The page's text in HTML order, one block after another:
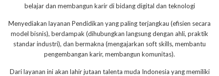
belajar dan membangun karir di bidang digital dan teknologi
Menyediakan layanan Pendidikan yang paling terjangkau (efisien secara
model bisnis), berdampak (dihubungkan langsung dengan ahli, praktik
standar industri), dan bermakna (mengajarkan soft skills, membantu
pengembangan karir, membangun komunitas).
Dari layanan ini akan lahir jutaan talenta muda Indonesia yang memiliki